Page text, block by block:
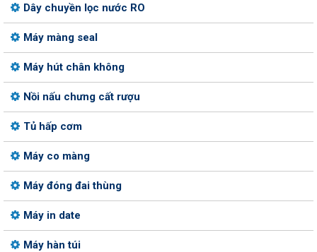
Dây chuyền lọc nước RO
Máy màng seal
Máy hút chân không
Nồi nấu chưng cất rượu
Tủ hấp cơm
Máy co màng
Máy đóng đai thùng
Máy in date
Máy hàn túi